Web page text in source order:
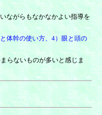
ながらもなかなかよい指導を
体幹の使い方、4）眼と頭の
らないものが多いと感じま